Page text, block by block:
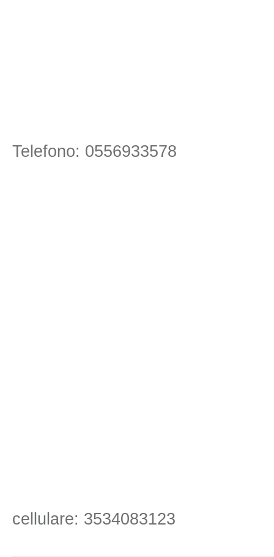
Telefono: 0556933578
cellulare: 3534083123